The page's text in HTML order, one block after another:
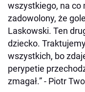
wszystkiego, na co
zadowolony, że
Laskowski. Ten
dziecko.
wszystkich, bo
perypetie
zmagał.” - Piotr